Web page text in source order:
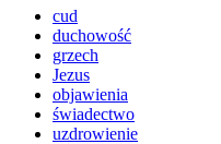
cud
duchowość
grzech
Jezus
objawienia
świadectwo
uzdrowienie